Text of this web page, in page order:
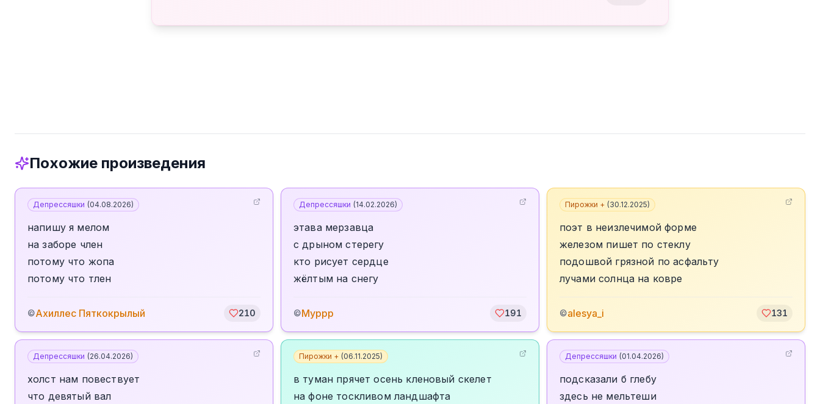
Похожие произведения
Депрессяшки (04.08.2026)
напишу я мелом
на заборе член
потому что жопа
потому что тлен
©Ахиллес Пяткокрылый 210
Депрессяшки (14.02.2026)
этава мерзавца
с дрыном стерегу
кто рисует сердце
жёлтым на снегу
©Муррр 191
Пирожки + (30.12.2025)
поэт в неизлечимой форме
железом пишет по стеклу
подошвой грязной по асфальту
лучами солнца на ковре
©alesya_i 131
Депрессяшки (26.04.2026)
холст нам повествует
что девятый вал
Пирожки + (06.11.2025)
в туман прячет осень кленовый скелет
на фоне тоскливом ландшафта
Депрессяшки (01.04.2026)
подсказали б глебу
здесь не мельтеши